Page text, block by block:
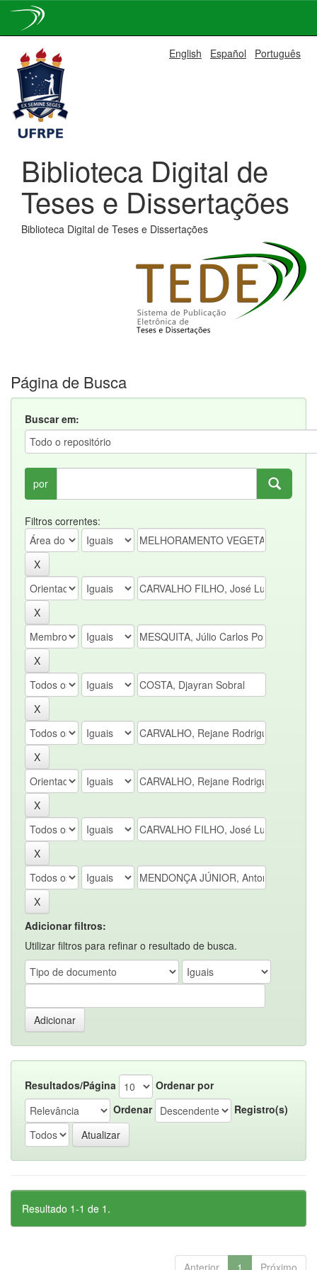
navigation
English Español Português
Biblioteca Digital de
Teses e Dissertações
Biblioteca Digital de Teses e Dissertações
Página de Busca
Buscar em:
por
Filtros correntes:
Adicionar filtros:
Utilizar filtros para refinar o resultado de busca.
Resultados/Página
Ordenar por
Ordenar
Registro(s)
Resultado 1-1 de 1.
Anterior 1 Próximo